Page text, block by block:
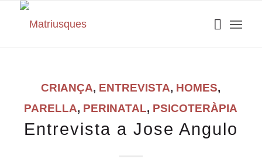
CRIANÇA, ENTREVISTA, HOMES,
PARELLA, PERINATAL, PSICOTERÀPIA
Entrevista a Jose Angulo